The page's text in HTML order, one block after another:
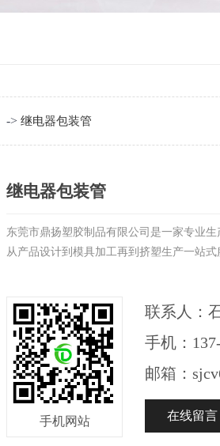
-> 继电器包装管
继电器包装管
东莞市鼎扬塑胶制品有限公司是一家专业
从产品设计到模具加工再到挤塑生产一站式
手机网站
联系人：
手机：
邮箱：
在线留言